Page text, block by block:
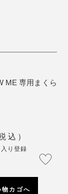
ME 専用まくら
込）
り登録
物カゴへ